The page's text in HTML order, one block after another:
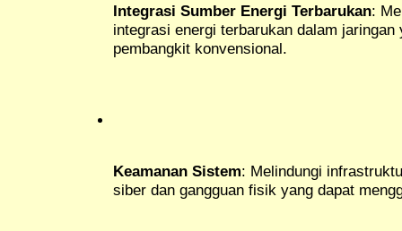
Integrasi Sumber Energi Terbarukan:
integrasi energi terbarukan dalam
pembangkit konvensional.
Keamanan Sistem: Melindungi
siber dan gangguan fisik yang dapat